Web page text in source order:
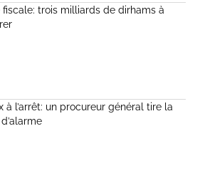
fiscale: trois milliards de dirhams à
à l’arrêt: un procureur général tire la